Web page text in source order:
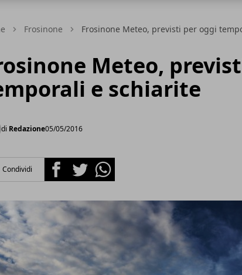
Frosinone Frosinone Meteo, previsti per oggi
Meteo,
e schiarite
di Redazione05/05/2016
Condividi FacebookTwitterWhatsapp